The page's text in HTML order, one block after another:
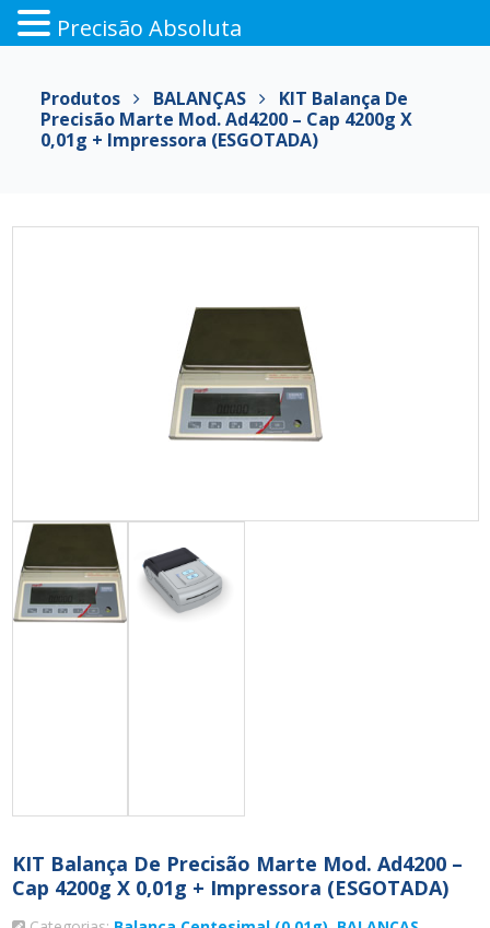
para
conteúdo
Produtos BALANÇAS
KIT Balança De
Precisão Marte Mod. Ad4200 – Cap 4200g X
0,01g + Impressora (ESGOTADA)
KIT Balança De Precisão Marte Mod. Ad4200 –
Cap 4200g X 0,01g + Impressora (ESGOTADA)
Precisão Absoluta